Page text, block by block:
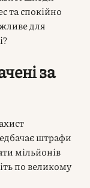
та спокійно
для
?
за
штрафи
мільйонів
по великому